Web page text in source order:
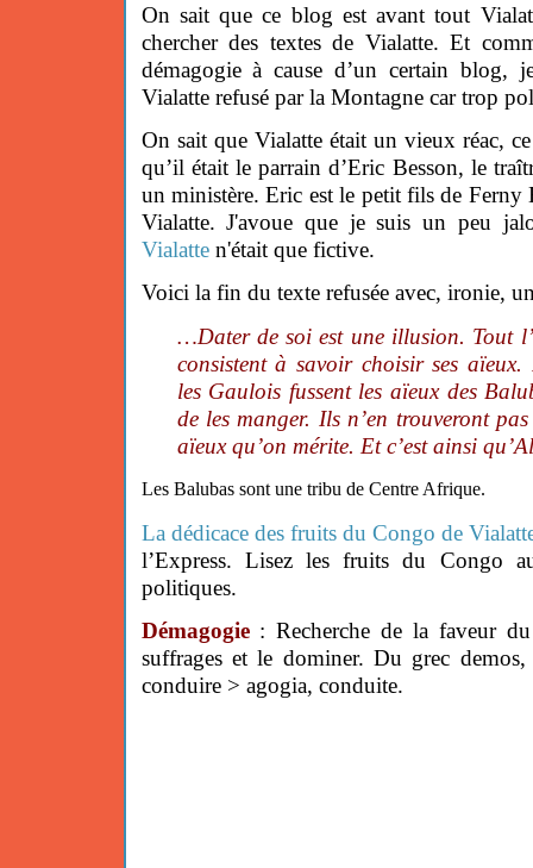
On sait que ce blog est avant tout
chercher des textes de Vialatte. Et
démagogie à cause d’un certain blog,
Vialatte refusé par la Montagne car trop
On sait que Vialatte était un vieux réac, ce
qu’il était le parrain d’Eric Besson, le
un ministère. Eric est le petit fils de Ferny
Vialatte. J'avoue que je suis un peu
Vialatten'était que fictive.
Voici la fin du texte refusée avec, ironie,
…Dater de soi est une illusion. Tout
consistent à savoir choisir ses
les Gaulois fussent les aïeux des
de les manger. Ils n’en trouveront
aïeux qu’on mérite. Et c’est ainsi
Les Balubas sont une tribu de Centre Afrique.
La dédicace des fruits du Congo de
l’Express. Lisez les fruits du Congo
politiques.
Démagogie: Recherche de la faveur
suffrages et le dominer. Du grec
conduire > agogia, conduite.